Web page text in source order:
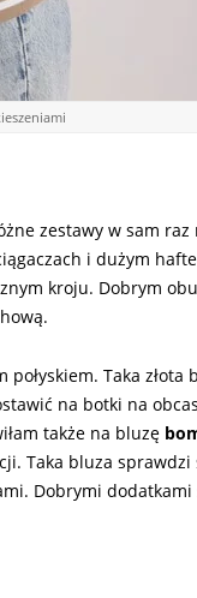
zestawy w sam
i dużym
kroju. Dobrym
połyskiem. Taka
na botki na
także na bluzę
Taka bluza
Dobrymi dodatkami